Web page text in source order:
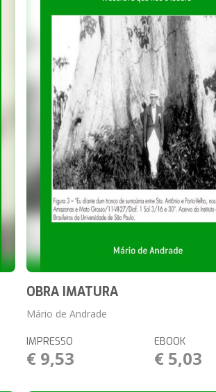
OBRA IMATURA
Mário de Andrade
IMPRESSO
€ 9,53
EBOOK
€ 5,03